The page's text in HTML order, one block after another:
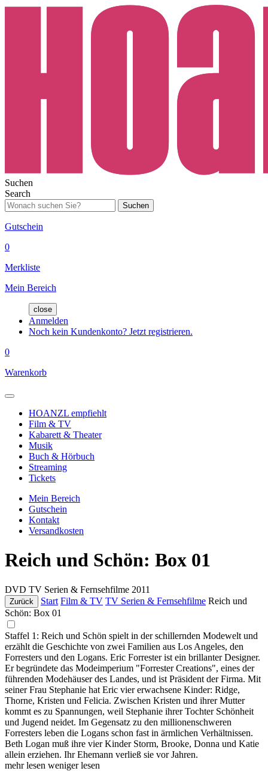
Suchen
Search
Suchen
Gutschein
0
Merkliste
Mein Bereich
close
Anmelden
Noch kein Kundenkonto? Jetzt registrieren.
0
Warenkorb
HOANZL empfiehlt
Film & TV
Kabarett & Theater
Musik
Buch & Hörbuch
Streaming
Tickets
Mein Bereich
Gutschein
Kontakt
Versandkosten
Reich und Schön: Box 01
DVD TV Serien & Fernsehfilme 2011
Zurück Start Film & TV TV Serien & Fernsehfilme Reich und
Schön: Box 01
Staffel 1: Reich und Schön spielt in der schillernden Modewelt und
erzählt die Geschichte von zwei Familien aus Los Angeles, den
Forresters und den Logans. Eric Forrester ist ein brillanter Designer.
Er begründete das Modeimperium "Forrester Creations", eines der
führenden Modehäuser des Landes, und ist Präsident der Firma. Mit
seiner Frau Stephanie hat Eric vier erwachsene Kinder: Ridge,
Thorne, Kristen und Felicia. Zwischen Kristen und ihrer Mutter
kommt es zu Spannungen, weil Stephanie ihrer Tochter Schönheit
und Jugend neidet. Im Gegensatz zu den millionenschweren
Forresters leben die Logans schon fast in ärmlichen Verhältnissen.
Beth Logan muß ihre vier Kinder Storm, Brooke, Donna und Katie
allein erziehen. Ihr Ehemann verließ sie vor Jahren.
mehr lesen weniger lesen